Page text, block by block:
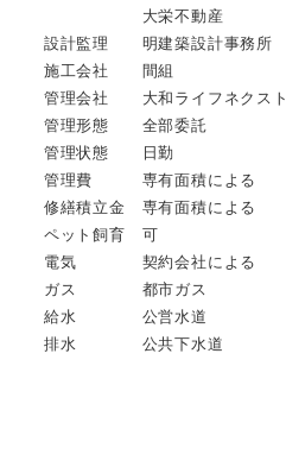
大栄不動産
設計監理 明建築設計事務所
施工会社 間組
管理会社 大和ライフネクスト
管理形態 全部委託
管理状態 日勤
管理費 専有面積による
修繕積立金 専有面積による
ペット飼育 可
電気 契約会社による
ガス 都市ガス
給水 公営水道
排水 公共下水道